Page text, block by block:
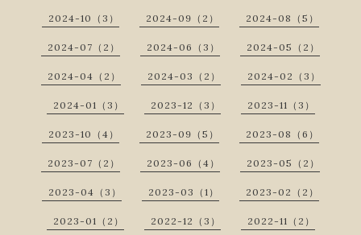
2024-10（3） 2024-09（2） 2024-08（5）
2024-07（2） 2024-06（3） 2024-05（2）
2024-04（2） 2024-03（2） 2024-02（3）
2024-01（3） 2023-12（3） 2023-11（3）
2023-10（4） 2023-09（5） 2023-08（6）
2023-07（2） 2023-06（4） 2023-05（2）
2023-04（3） 2023-03（1） 2023-02（2）
2023-01（2） 2022-12（3） 2022-11（2）